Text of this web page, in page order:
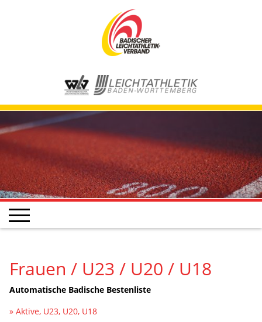
Frauen / U23 / U20 / U18
Automatische Badische Bestenliste
» Aktive, U23, U20, U18